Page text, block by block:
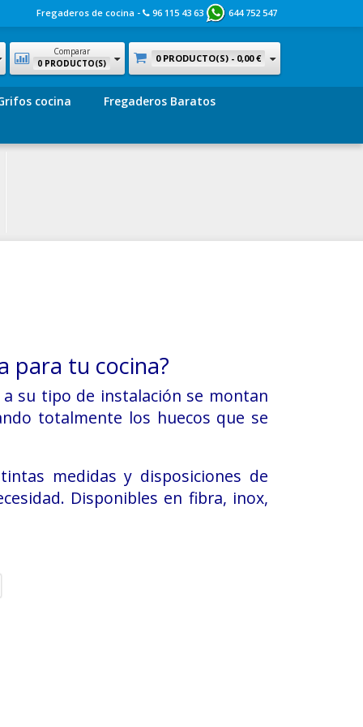
Fregaderos de cocina - 96 115 43 63 644 752 547
0 PRODUCTO(S) - 0,00 €
Comparar
0 PRODUCTO(S)
cocina Fregaderos Baratos
para tu cocina?
su tipo de instalación se montan
totalmente los huecos que se
medidas y disposiciones de
Disponibles en fibra, inox,